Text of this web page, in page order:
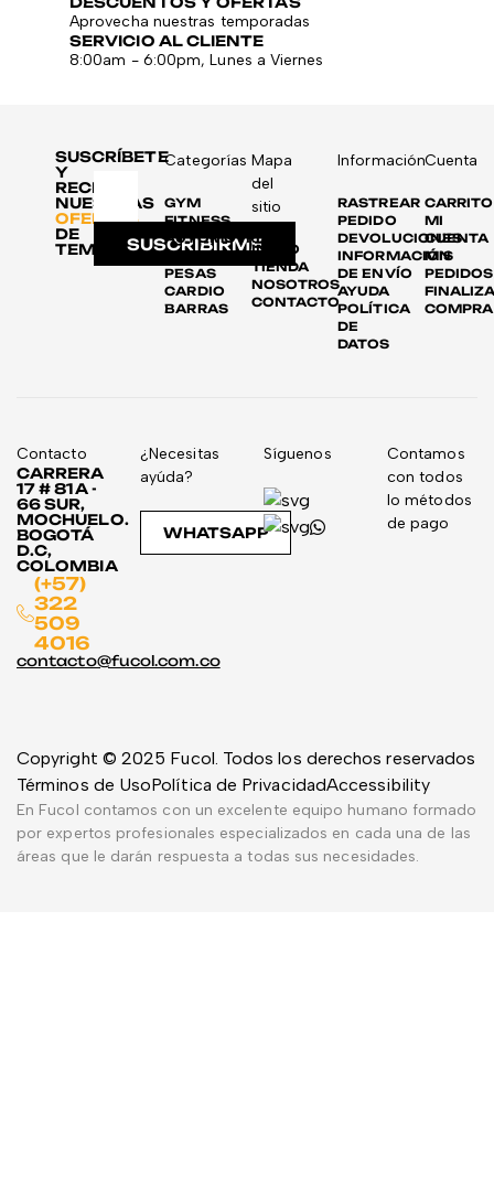
Aprovecha nuestras temporadas
SERVICIO AL CLIENTE
8:00am - 6:00pm, Lunes a Viernes
SUSCRÍBETE
Y
RECIBE
NUESTRAS
OFERTAS
DE
TEMPORADASUSCRIBIRME
Categorías
GYM
FITNESS
AUTOMOTRIZ
DISCOS
PESAS
CARDIO
BARRAS
Mapa
del
sitio
INICIO
TIENDA
NOSOTROS
CONTACTO
Información
RASTREAR
PEDIDO
DEVOLUCIONES
INFORMACIÓN
DE ENVÍO
AYUDA
POLÍTICA
DE
DATOS
Cuenta
CARRITO
MI
CUENTA
MIS
PEDIDOS
COMPRA
Contacto
CARRERA
17 # 81A -
66 SUR,
MOCHUELO.
BOGOTÁ
D.C,
COLOMBIA
(+57)
322
509
4016
contacto@fucol.com.co
¿Necesitas
ayúda?
WHATSAPP
Síguenos
Contamos
con todos
lo métodos
de pago
Copyright © 2025 Fucol. Todos los derechos reservados
Términos de UsoPolítica de PrivacidadAccessibility
En Fucol contamos con un excelente equipo humano formado
por expertos profesionales especializados en cada una de las
áreas que le darán respuesta a todas sus necesidades.